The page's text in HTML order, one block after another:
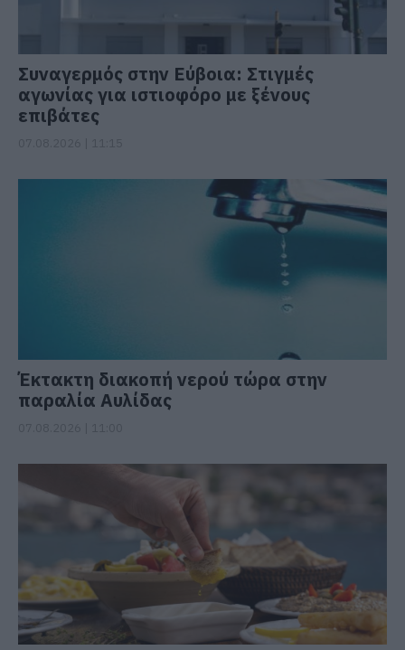
Συναγερμός στην Εύβοια: Στιγμές
αγωνίας για ιστιοφόρο με ξένους
επιβάτες
Έκτακτη διακοπή νερού τώρα στην
παραλία Αυλίδας